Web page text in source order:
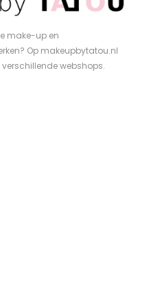
make-up en
Op makeupbytatou.nl
webshops.